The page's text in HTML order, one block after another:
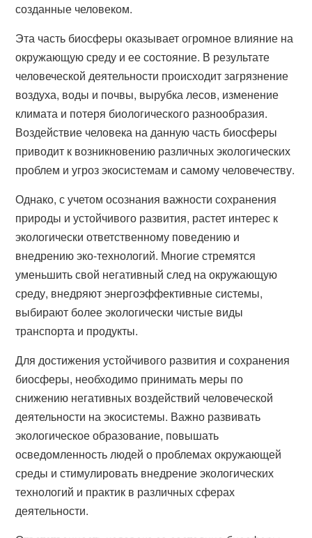
созданные человеком.
Эта часть биосферы оказывает огромное влияние на
окружающую среду и ее состояние. В результате
человеческой деятельности происходит загрязнение
воздуха, воды и почвы, вырубка лесов, изменение
климата и потеря биологического разнообразия.
Воздействие человека на данную часть биосферы
приводит к возникновению различных экологических
проблем и угроз экосистемам и самому человечеству.
Однако, с учетом осознания важности сохранения
природы и устойчивого развития, растет интерес к
экологически ответственному поведению и
внедрению эко-технологий. Многие стремятся
уменьшить свой негативный след на окружающую
среду, внедряют энергоэффективные системы,
выбирают более экологически чистые виды
транспорта и продукты.
Для достижения устойчивого развития и сохранения
биосферы, необходимо принимать меры по
снижению негативных воздействий человеческой
деятельности на экосистемы. Важно развивать
экологическое образование, повышать
осведомленность людей о проблемах окружающей
среды и стимулировать внедрение экологических
технологий и практик в различных сферах
деятельности.